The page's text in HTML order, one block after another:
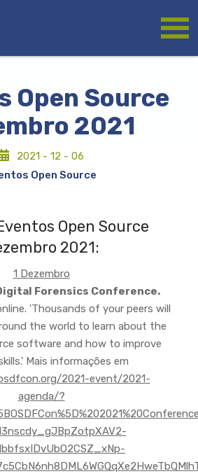
Open Source
2021
2021 - 12 - 06
Open Source
Open Source
2021:
1 Dezembro
Forensics Conference.
'Thousands of your peers will
the world to learn about the
software and how to improve
Mais informações em
2021-event/2021-
agenda/?